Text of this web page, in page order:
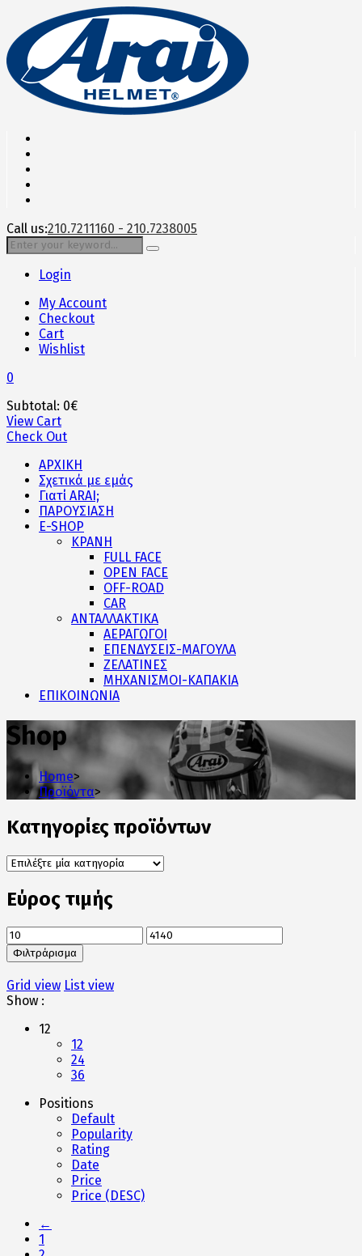
Call us:210.7211160 - 210.7238005
Login
My Account
Checkout
Cart
Wishlist
0
Subtotal: 0€
View Cart
Check Out
ΑΡΧΙΚΗ
Σχετικά με εμάς
Γιατί ARAI;
ΠΑΡΟΥΣΙΑΣΗ
E-SHOP
ΚΡΑΝΗ
FULL FACE
OPEN FACE
OFF-ROAD
CAR
ΑΝΤΑΛΛΑΚΤΙΚΑ
ΑΕΡΑΓΩΓΟΙ
ΕΠΕΝΔΥΣΕΙΣ-ΜΑΓΟΥΛΑ
ΖΕΛΑΤΙΝΕΣ
ΜΗΧΑΝΙΣΜΟΙ-ΚΑΠΑΚΙΑ
ΕΠΙΚΟΙΝΩΝΙΑ
Shop
Home>
Προϊόντα>
Κατηγορίες προϊόντων
Εύρος τιμής
Ελάχιστη
τιμή
Μέγιστη
τιμή
Φιλτράρισμα
Grid view List view
Show :
12
12
24
36
Positions
Default
Popularity
Rating
Date
Price
Price (DESC)
←
1